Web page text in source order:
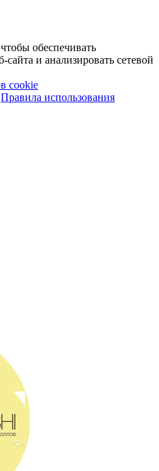
обеспечивать
и анализировать сетевой
cookie
Правила использования